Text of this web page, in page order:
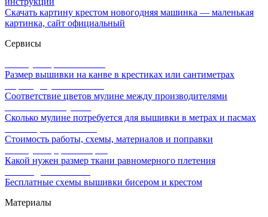
Скачать картину крестом новогодняя машинка — маленькая
картинка, сайт официальный
Сервисы
Размер вышивки на канве в крестиках или сантиметрах
Соответствие цветов мулине между производителями
Сколько мулине потребуется для вышивки в метрах и пасмах
Стоимость работы, схемы, материалов и поправки
Какой нужен размер ткани равномерного плетения
Бесплатные схемы вышивки бисером и крестом
Материалы